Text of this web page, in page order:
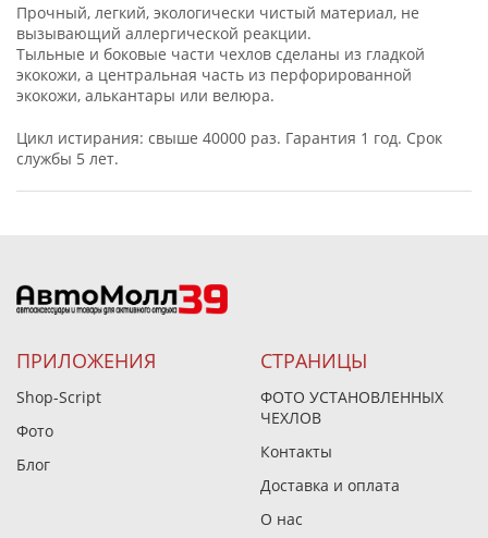
Прочный, легкий, экологически чистый материал, не
вызывающий аллергической реакции.
Тыльные и боковые части чехлов сделаны из гладкой
экокожи, а центральная часть из перфорированной
экокожи, алькантары или велюра.
Цикл истирания: свыше 40000 раз. Гарантия 1 год. Срок
службы 5 лет.
ПРИЛОЖЕНИЯ
Shop-Script
Фото
Блог
СТРАНИЦЫ
ФОТО УСТАНОВЛЕННЫХ
ЧЕХЛОВ
Контакты
Доставка и оплата
О нас